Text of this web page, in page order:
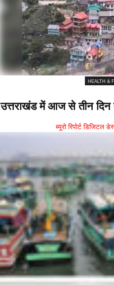
HEALTH &
उत्तराखंड में आज से तीन दिन
ब्यूरो रिपोर्ट डिजिटल